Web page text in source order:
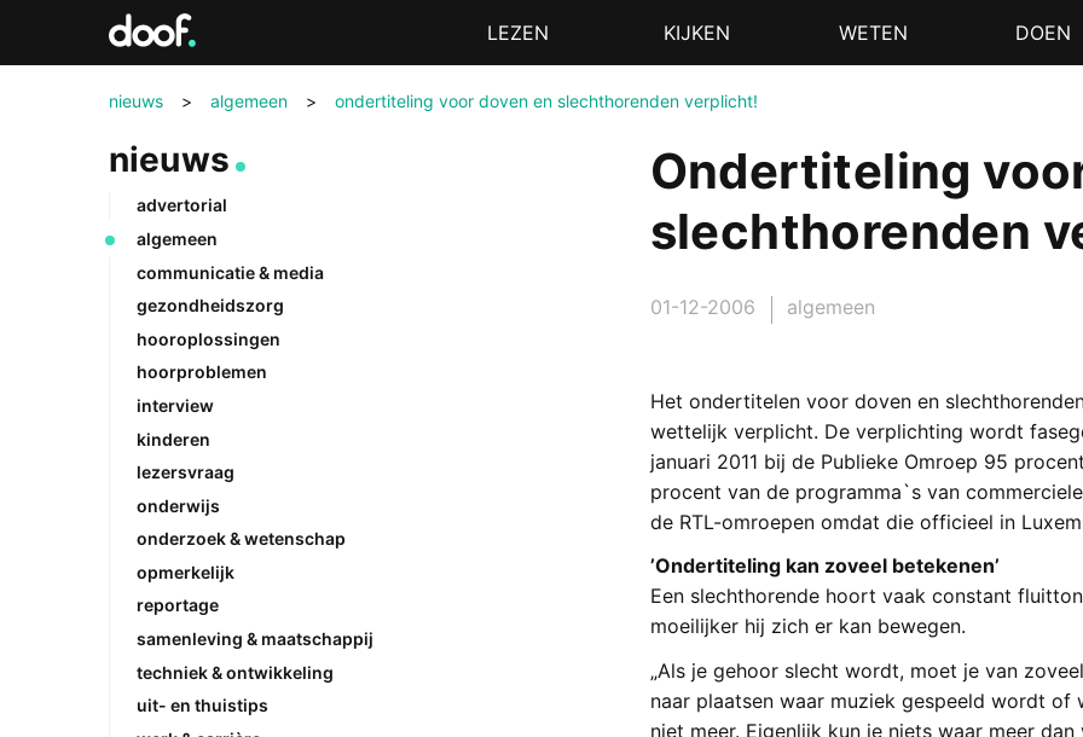
MenuLEZEN KIJKEN WETEN DOEN
nieuws > algemeen > ondertiteling voor doven en slechthorenden verplicht!
Ondertiteling
slechthorenden
01-12-2006 algemeen
Het ondertitelen voor doven en
wettelijk verplicht. De verplichting wordt
januari 2011 bij de Publieke Omroep 95
procent van de programma`s van
de RTL-omroepen omdat die officieel in
’Ondertiteling kan zoveel betekenen’
Een slechthorende hoort vaak constant
moeilijker hij zich er kan bewegen.
„Als je gehoor slecht wordt, moet je van
naar plaatsen waar muziek gespeeld wordt
niet meer. Eigenlijk kun je niets waar meer
nieuws
advertorial
algemeen
communicatie & media
gezondheidszorg
hooroplossingen
hoorproblemen
interview
kinderen
lezersvraag
onderwijs
onderzoek & wetenschap
opmerkelijk
reportage
samenleving & maatschappij
techniek & ontwikkeling
uit- en thuistips
Doof.nl